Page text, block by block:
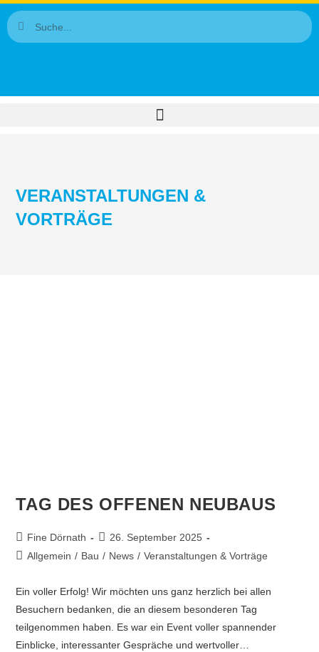
VERANSTALTUNGEN &
VORTRÄGE
TAG DES OFFENEN NEUBAUS
Fine Dörnath
26. September 2025
Allgemein / Bau / News / Veranstaltungen & Vorträge
Ein voller Erfolg! Wir möchten uns ganz herzlich bei allen
Besuchern bedanken, die an diesem besonderen Tag
teilgenommen haben. Es war ein Event voller spannender
Einblicke, interessanter Gespräche und wertvoller…